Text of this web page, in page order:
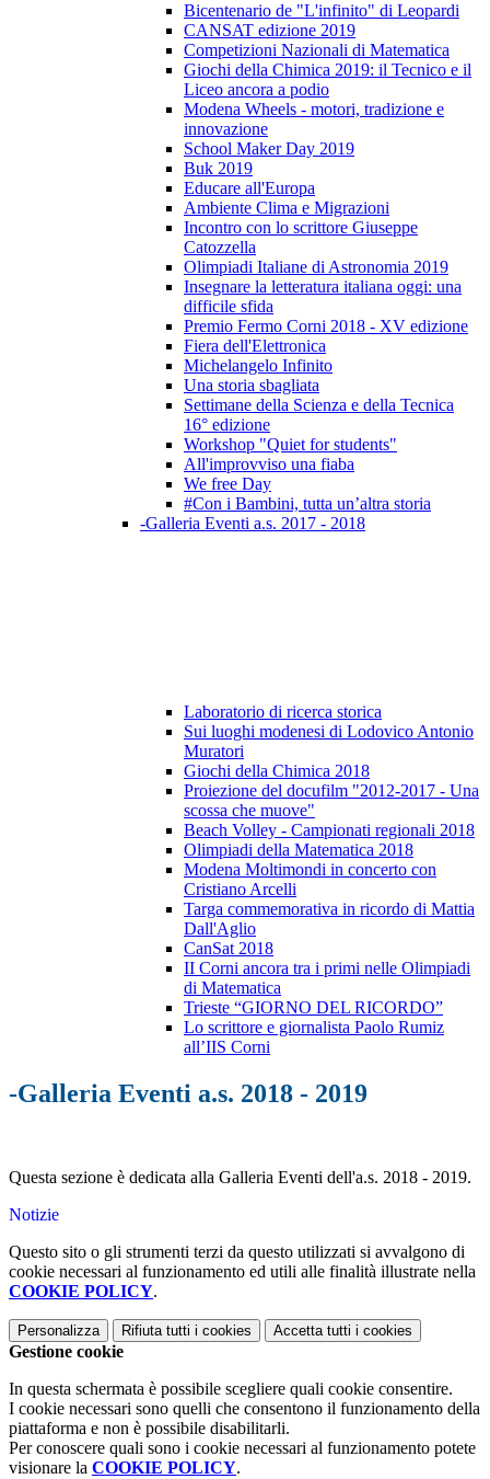
Bicentenario de "L'infinito" di Leopardi
CANSAT edizione 2019
Competizioni Nazionali di Matematica
Giochi della Chimica 2019: il Tecnico e il
Liceo ancora a podio
Modena Wheels - motori, tradizione e
innovazione
School Maker Day 2019
Buk 2019
Educare all'Europa
Ambiente Clima e Migrazioni
Incontro con lo scrittore Giuseppe
Catozzella
Olimpiadi Italiane di Astronomia 2019
Insegnare la letteratura italiana oggi: una
difficile sfida
Premio Fermo Corni 2018 - XV edizione
Fiera dell'Elettronica
Michelangelo Infinito
Una storia sbagliata
Settimane della Scienza e della Tecnica
16° edizione
Workshop "Quiet for students"
All'improvviso una fiaba
We free Day
#Con i Bambini, tutta un’altra storia
-Galleria Eventi a.s. 2017 - 2018
Laboratorio di ricerca storica
Sui luoghi modenesi di Lodovico Antonio
Muratori
Giochi della Chimica 2018
Proiezione del docufilm "2012-2017 - Una
scossa che muove"
Beach Volley - Campionati regionali 2018
Olimpiadi della Matematica 2018
Modena Moltimondi in concerto con
Cristiano Arcelli
Targa commemorativa in ricordo di Mattia
Dall'Aglio
CanSat 2018
II Corni ancora tra i primi nelle Olimpiadi
di Matematica
Trieste “GIORNO DEL RICORDO”
Lo scrittore e giornalista Paolo Rumiz
all’IIS Corni
-Galleria Eventi a.s. 2018 - 2019
Questa sezione è dedicata alla Galleria Eventi dell'a.s. 2018 - 2019.
Notizie
Questo sito o gli strumenti terzi da questo utilizzati si avvalgono di
cookie necessari al funzionamento ed utili alle finalità illustrate nella
COOKIE POLICY.
Personalizza Rifiuta tutti i cookies Accetta tutti i cookies
Gestione cookie
In questa schermata è possibile scegliere quali cookie consentire.
I cookie necessari sono quelli che consentono il funzionamento della
piattaforma e non è possibile disabilitarli.
Per conoscere quali sono i cookie necessari al funzionamento potete
visionare la COOKIE POLICY.